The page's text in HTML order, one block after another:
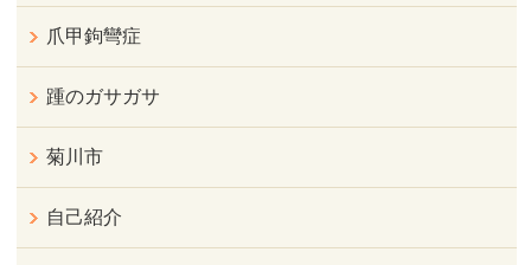
爪甲鉤彎症
踵のガサガサ
菊川市
自己紹介